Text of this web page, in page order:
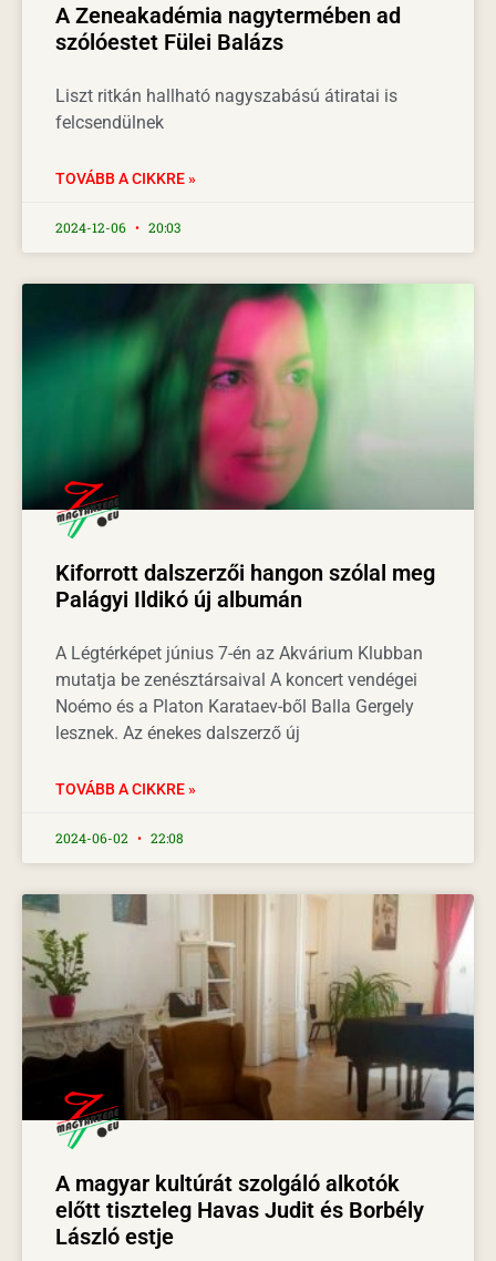
A Zeneakadémia nagytermében ad
szólóestet Fülei Balázs
Liszt ritkán hallható nagyszabású átiratai is
felcsendülnek
TOVÁBB A CIKKRE »
2024-12-06 20:03
Kiforrott dalszerzői hangon szólal meg
Palágyi Ildikó új albumán
A Légtérképet június 7-én az Akvárium Klubban
mutatja be zenésztársaival A koncert vendégei
Noémo és a Platon Karataev-ből Balla Gergely
lesznek. Az énekes dalszerző új
TOVÁBB A CIKKRE »
2024-06-02 22:08
A magyar kultúrát szolgáló alkotók
előtt tiszteleg Havas Judit és Borbély
László estje